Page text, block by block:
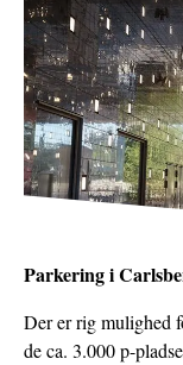
Parkering i
Der er rig mulighed
de ca. 3.000 p-